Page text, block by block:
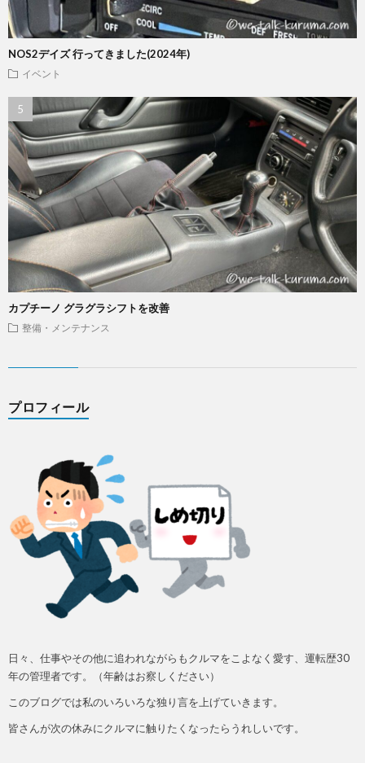
NOS2デイズ 行ってきました(2024年)
イベント
カプチーノ グラグラシフトを改善
整備・メンテナンス
プロフィール
日々、仕事やその他に追われながらもクルマをこよなく愛す、運転歴30
年の管理者です。（年齢はお察しください）
このブログでは私のいろいろな独り言を上げていきます。
皆さんが次の休みにクルマに触りたくなったらうれしいです。